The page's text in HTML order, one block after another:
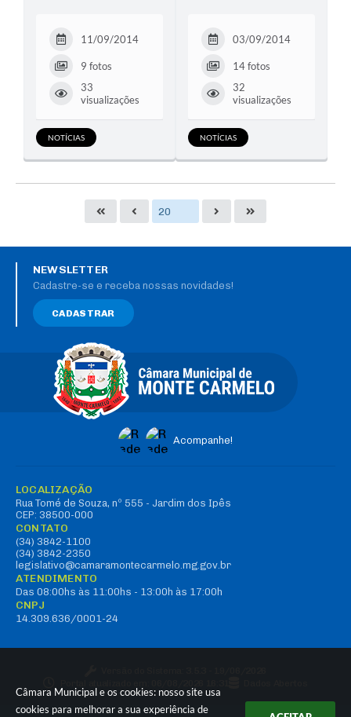
Câmara Municipal e os cookies: nosso site usa
cookies para melhorar a sua experiência de
11/09/2014
9 fotos
33
visualizações
NOTÍCIAS
03/09/2014
14 fotos
32
visualizações
NOTÍCIAS
Acompanhe!
NEWSLETTER
Cadastre-se e receba nossas novidades!
CADASTRAR
LOCALIZAÇÃO
Rua Tomé de Souza, nº 555 - Jardim dos Ipês
CEP: 38500-000
CONTATO
(34) 3842-1100
(34) 3842-2350
legislativo@camaramontecarmelo.mg.gov.br
ATENDIMENTO
Das 08:00hs às 11:00hs - 13:00h às 17:00h
CNPJ
14.309.636/0001-24